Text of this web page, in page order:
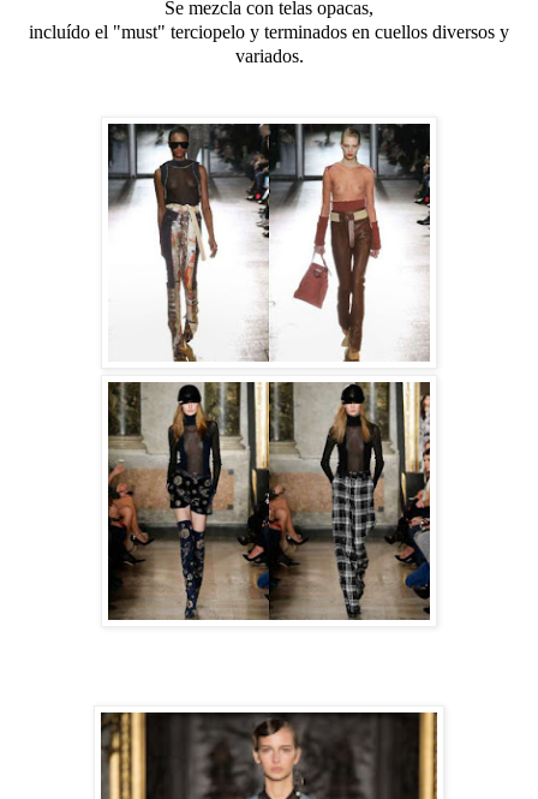
Se mezcla con telas opacas,
incluído el "must" terciopelo y terminados en cuellos diversos y
variados.